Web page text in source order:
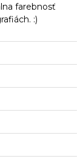
farebnosť
:)